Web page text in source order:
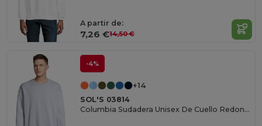
A partir de:
7,26 €14,50 €
-4%
+14
SOL'S 03814
Columbia Sudadera Unisex De Cuello Redondo